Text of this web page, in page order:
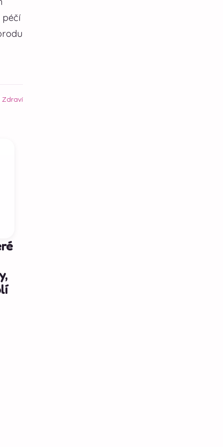
péčí
Zdraví